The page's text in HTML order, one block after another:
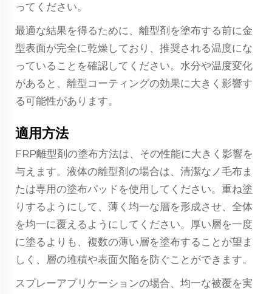
ってください。
最適な結果を得るために、離型剤を塗布する前に金
型表面が完全に乾燥しており、推奨される温度にな
っていることを確認してください。水分や温度変化
があると、離型コーティングの効果に大きく影響す
る可能性があります。
適用方法
FRP離型剤の塗布方法は、その性能に大きく影響を
与えます。液体の離型剤の場合は、清潔なノ毛布ま
たは専用の塗布パッドを使用してください。重ね塗
りするようにして、薄く均一な層を形成させ、全体
を均一に覆えるようにしてください。厚い層を一度
に塗るよりも、複数の薄い層を塗布することが望ま
しく、層の堆積や表面欠陥を防ぐことができます。
スプレーアプリケーションの場合、均一な被覆を実